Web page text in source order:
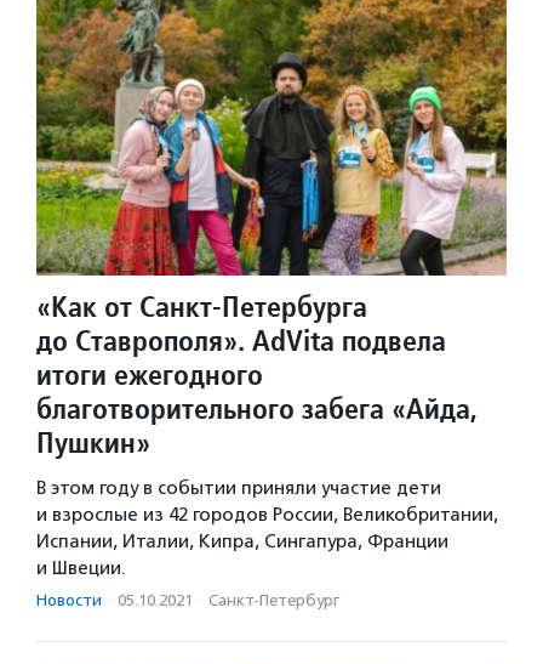
«Как от Санкт-Петербурга
до Ставрополя». AdVita подвела
итоги ежегодного
благотворительного забега «Айда,
Пушкин»
В этом году в событии приняли участие дети
и взрослые из 42 городов России, Великобритании,
Испании, Италии, Кипра, Сингапура, Франции
и Швеции.
Новости · 05.10.2021 · Санкт-Петербург